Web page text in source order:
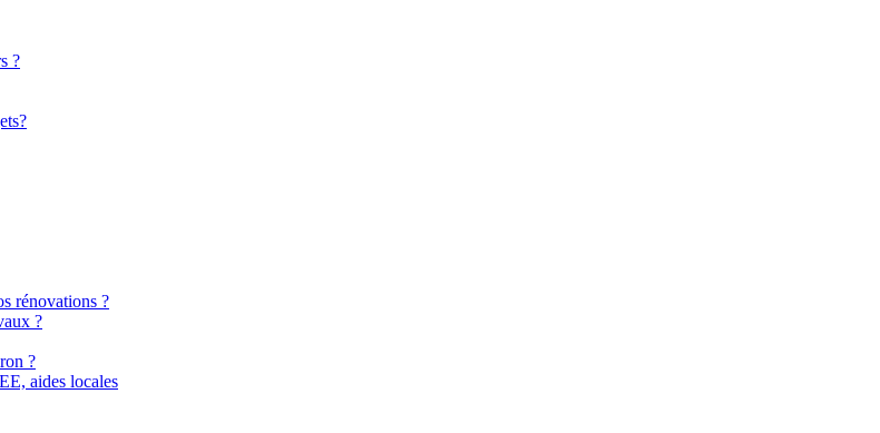
?
rénovations ?
?
?
aides locales